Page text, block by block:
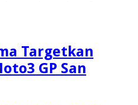
Targetkan
GP San